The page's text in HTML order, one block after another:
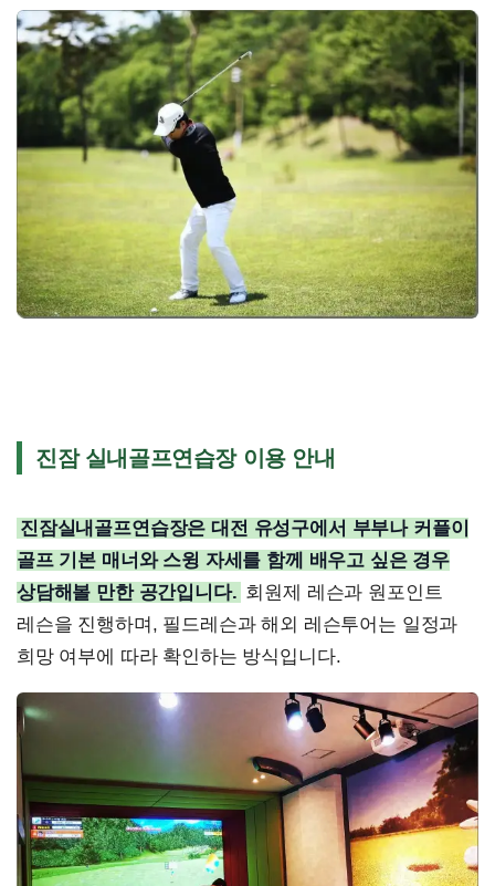
진잠 실내골프연습장 이용 안내
진잠실내골프연습장은 대전 유성구에서 부부나 커플이
골프 기본 매너와 스윙 자세를 함께 배우고 싶은 경우
상담해볼 만한 공간입니다. 회원제 레슨과 원포인트
레슨을 진행하며, 필드레슨과 해외 레슨투어는 일정과
희망 여부에 따라 확인하는 방식입니다.